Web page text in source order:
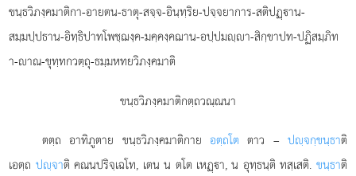
ขนฺธวิภงฺคมาติกา-อายตน-ธาตุ-สจฺจ-อินฺทฺริย-ปจฺจยาการ-สติปฏฺาน-
สมฺมปฺปธาน-อิทฺธิปาทโพชฺฌงฺค-มคฺคงฺคฌาน-อปฺปมฺา-สิกฺขาปท-ปฏิสมฺภิท
า-าณ-ขุทฺทกวตฺถุ-ธมฺมหทยวิภงฺคมาติ
ขนฺธวิภงฺคมาติกตฺถวณฺณนา
ตตฺถ อาทิภูตาย ขนฺธวิภงฺคมาติกาย อตฺถโต ตาว – ปฺจกฺขนฺธาติ
เอตฺถ ปฺจาติ คณนปริจฺเฉโท, เตน น ตโต เหฏฺา, น อุทฺธนฺติ ทสฺเสติ. ขนฺธาติ